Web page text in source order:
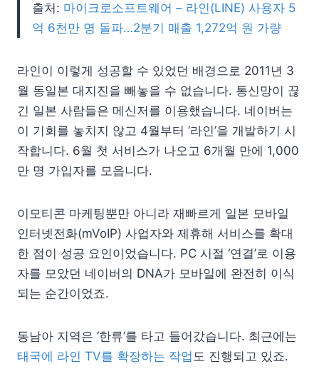
출처: 마이크로소프트웨어 – 라인(LINE) 사용자 5
억 6천만 명 돌파…2분기 매출 1,272억 원 가량
라인이 이렇게 성공할 수 있었던 배경으로 2011년 3
월 동일본 대지진을 빼놓을 수 없습니다. 통신망이 끊
긴 일본 사람들은 메신저를 이용했습니다. 네이버는
이 기회를 놓치지 않고 4월부터 ‘라인’을 개발하기 시
작합니다. 6월 첫 서비스가 나오고 6개월 만에 1,000
만 명 가입자를 모읍니다.
이모티콘 마케팅뿐만 아니라 재빠르게 일본 모바일
인터넷전화(mVoIP) 사업자와 제휴해 서비스를 확대
한 점이 성공 요인이었습니다. PC 시절 ‘연결’로 이용
자를 모았던 네이버의 DNA가 모바일에 완전히 이식
되는 순간이었죠.
동남아 지역은 ‘한류’를 타고 들어갔습니다. 최근에는
태국에 라인 TV를 확장하는 작업도 진행되고 있죠.